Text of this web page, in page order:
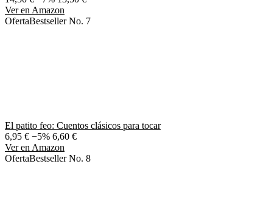
Ver en Amazon
OfertaBestseller No. 7
El patito feo: Cuentos clásicos para tocar
6,95 € −5% 6,60 €
Ver en Amazon
OfertaBestseller No. 8